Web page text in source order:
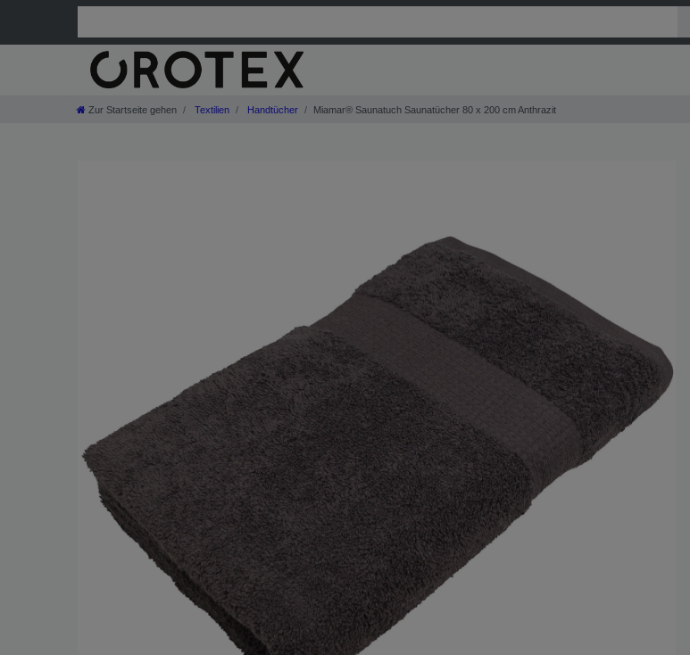
Zur Startseite gehen Textilien Handtücher Miamar® Saunatuch Saunatücher 80 x 200 cm Anthrazit